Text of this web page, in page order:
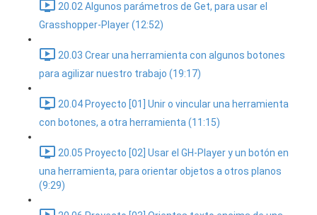
20.02 Algunos parámetros de Get, para usar el
Grasshopper-Player (12:52)
20.03 Crear una herramienta con algunos botones
para agilizar nuestro trabajo (19:17)
20.04 Proyecto [01] Unir o vincular una herramienta
con botones, a otra herramienta (11:15)
20.05 Proyecto [02] Usar el GH-Player y un botón en
una herramienta, para orientar objetos a otros planos
(9:29)